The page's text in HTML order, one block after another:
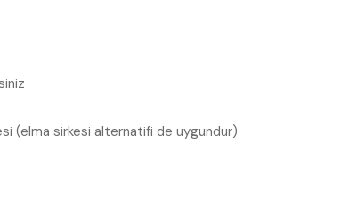
(elma sirkesi alternatifi de uygundur)